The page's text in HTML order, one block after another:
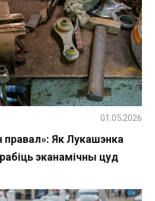
правал»: Як Лукашэнка
эканамічны цуд
01.05.2026